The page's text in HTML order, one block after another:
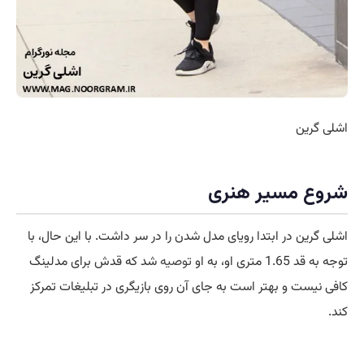
اشلی گرین
شروع مسیر هنری
اشلی گرین در ابتدا رویای مدل شدن را در سر داشت. با این حال، با
توجه به قد 1.65 متری او، به او
توصیهشد که قدش برای مدلینگ
کافی نیست و بهتر است به جای آن روی بازیگری در تبلیغات تمرکز
کند.